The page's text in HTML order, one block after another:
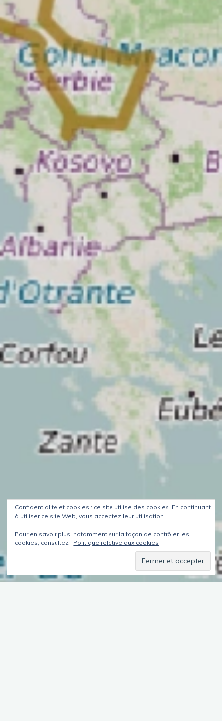
Confidentialité et cookies : ce site utilise des cookies. En continuant
à utiliser ce site Web, vous acceptez leur utilisation.
Pour en savoir plus, notamment sur la façon de contrôler les
cookies, consultez : Politique relative aux cookies